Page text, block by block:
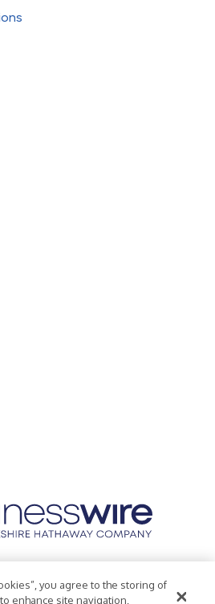
Accessibility Statement
you agree to the storing of
enhance site navigation,